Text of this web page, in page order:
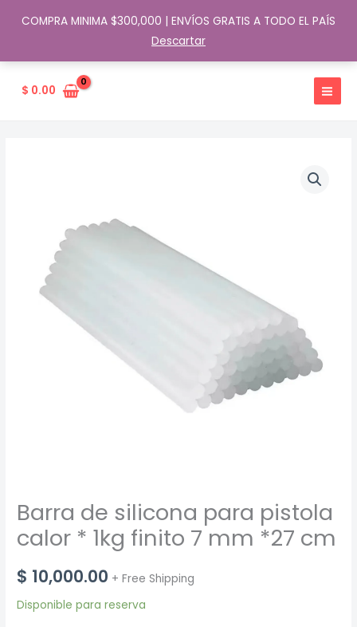
COMPRA MINIMA $300,000 | ENVÍOS GRATIS A TODO EL PAÍS
Descartar
$ 0.00
Barra de silicona para pistola
calor * 1kg finito 7 mm *27 cm
$ 10,000.00 + Free Shipping
Disponible para reserva